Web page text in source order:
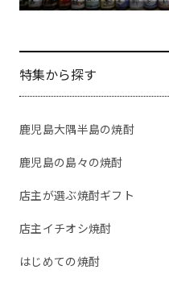
特集から探す
鹿児島大隅半島の焼酎
鹿児島の島々の焼酎
店主が選ぶ焼酎ギフト
店主イチオシ焼酎
はじめての焼酎